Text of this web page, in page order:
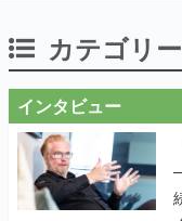
カテゴリ
インタビュー